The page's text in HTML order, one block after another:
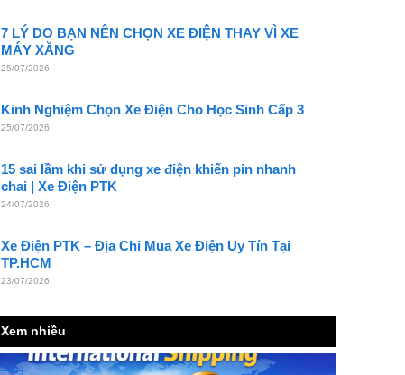
7 LÝ DO BẠN NÊN CHỌN XE ĐIỆN THAY VÌ XE
MÁY XĂNG
25/07/2026
Kinh Nghiệm Chọn Xe Điện Cho Học Sinh Cấp 3
25/07/2026
15 sai lầm khi sử dụng xe điện khiến pin nhanh
chai | Xe Điện PTK
24/07/2026
Xe Điện PTK – Địa Chỉ Mua Xe Điện Uy Tín Tại
TP.HCM
23/07/2026
Xem nhiều